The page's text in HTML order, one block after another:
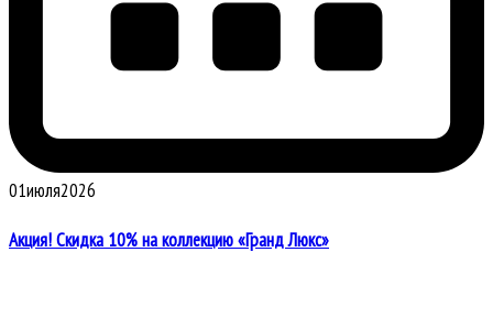
01июля2026
Акция! Скидка 10% на коллекцию «Гранд Люкс»